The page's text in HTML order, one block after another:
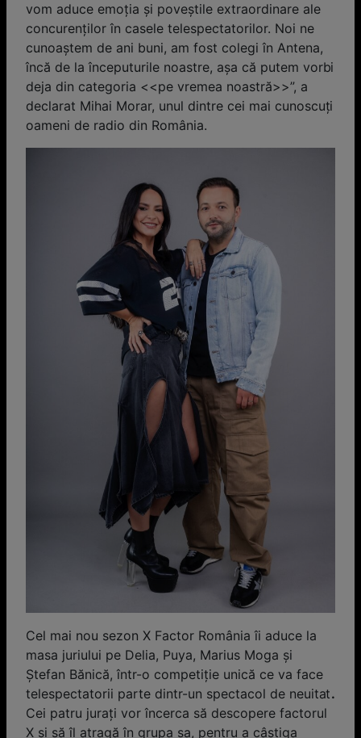
vom aduce emoţia şi poveştile extraordinare ale
concurenţilor în casele telespectatorilor. Noi ne
cunoaştem de ani buni, am fost colegi în Antena,
încă de la începuturile noastre, aşa că putem vorbi
deja din categoria <<pe vremea noastră>>”, a
declarat Mihai Morar, unul dintre cei mai cunoscuţi
oameni de radio din România.
Cel mai nou sezon X Factor România îi aduce la
masa juriului pe Delia, Puya, Marius Moga şi
Ştefan Bănică, într-o competiţie unică ce va face
telespectatorii parte dintr-un spectacol de neuitat.
Cei patru jurați vor încerca să descopere factorul
X și să îl atragă în grupa sa, pentru a câștiga